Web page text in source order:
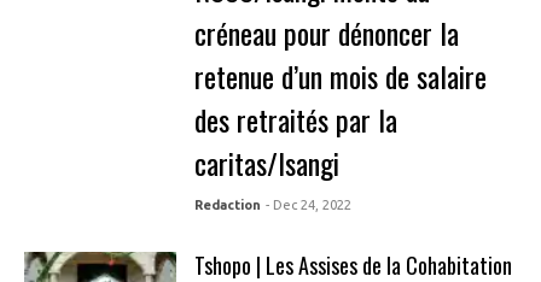
créneau pour dénoncer la
retenue d’un mois de salaire
des retraités par la
caritas/Isangi
Redaction - Dec 24, 2022
Tshopo | Les Assises de la Cohabitation